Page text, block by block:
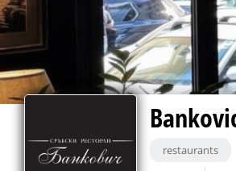
restaurants